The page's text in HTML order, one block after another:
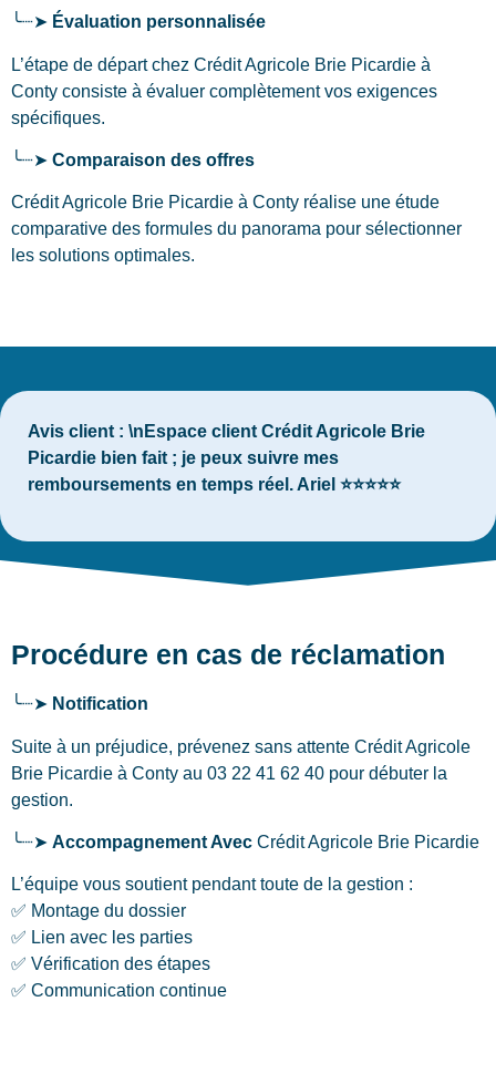
╰┈➤ Évaluation personnalisée
L’étape de départ chez Crédit Agricole Brie Picardie à
Conty consiste à évaluer complètement vos exigences
spécifiques.
╰┈➤ Comparaison des offres
Crédit Agricole Brie Picardie à Conty réalise une étude
comparative des formules du panorama pour sélectionner
les solutions optimales.
Avis client : \nEspace client Crédit Agricole Brie
Picardie bien fait ; je peux suivre mes
remboursements en temps réel. Ariel ⭐⭐⭐⭐⭐
Procédure en cas de réclamation
╰┈➤ Notification
Suite à un préjudice, prévenez sans attente Crédit Agricole
Brie Picardie à Conty au 03 22 41 62 40 pour débuter la
gestion.
╰┈➤ Accompagnement Avec Crédit Agricole Brie Picardie
L’équipe vous soutient pendant toute de la gestion :
✅ Montage du dossier
✅ Lien avec les parties
✅ Vérification des étapes
✅ Communication continue